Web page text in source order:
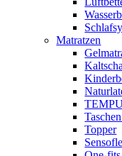
Matratzen
Topper